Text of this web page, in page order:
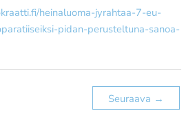
heinaluoma-jyrahtaa-7-eu-
pidan-perusteltuna-sanoa-
Seuraava →